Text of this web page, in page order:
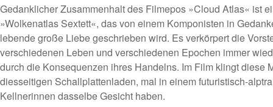
Gedanklicher Zusammenhalt des Filmepos »Cloud Atlas« ist
»Wolkenatlas Sextett«, das von einem Komponisten in
lebende große Liebe geschrieben wird. Es verkörpert die
verschiedenen Leben und verschiedenen Epochen immer
durch die Konsequenzen ihres Handelns. Im Film klingt diese
diesseitigen Schallplattenladen, mal in einem futuristisch-
Kellnerinnen dasselbe Gesicht haben.